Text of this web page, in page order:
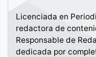
Licenciada en
redactora de
Responsable de
dedicada por